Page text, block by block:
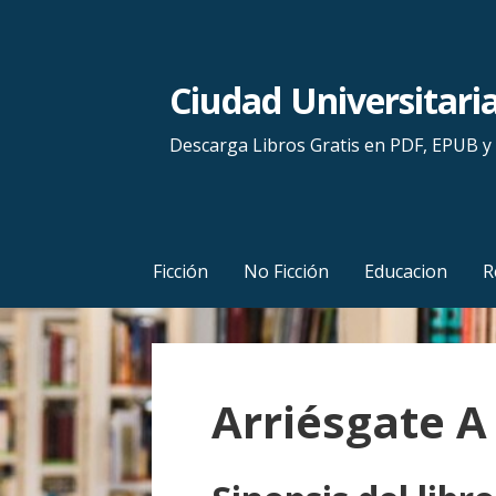
n
t
e
n
i
d
Ciudad
Descarga Libros Gratis en PDF, EPUB y
Ficción No Ficción Educacion
Arriésgate